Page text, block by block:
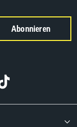
Abonnieren